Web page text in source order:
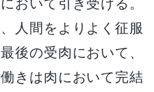
人間をよりよく征服
後の受肉において、
きは肉において完結